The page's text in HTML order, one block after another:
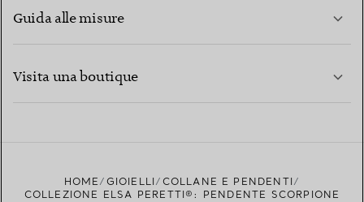
Guida alle misure
Visita una boutique
HOME GIOIELLI
COLLANE E PENDENTI
COLLEZIONE ELSA PERETTI®: PENDENTE SCORPIONE